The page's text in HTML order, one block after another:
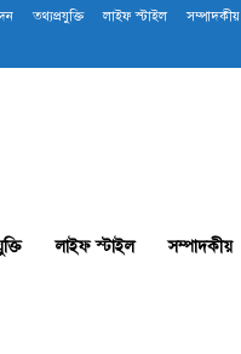
তথ্যপ্রযুক্তি লাইফ স্টাইল সম্পাদকীয়
লাইফ স্টাইল সম্পাদকীয়